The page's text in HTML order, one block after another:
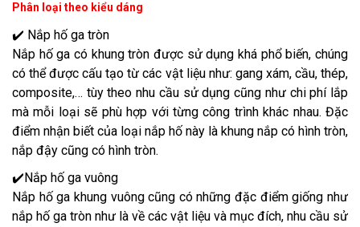
Phân loại theo kiểu dáng
✔️ Nắp hố ga tròn
Nắp hố ga có khung tròn được sử dụng khá phổ biến, chúng
có thể được cấu tạo từ các vật liệu như: gang xám, cầu, thép,
composite,… tùy theo nhu cầu sử dụng cũng như chi phí lắp
mà mỗi loại sẽ phù hợp với từng công trình khác nhau. Đặc
điểm nhận biết của loại nắp hố này là khung nắp có hình tròn,
nắp đậy cũng có hình tròn.
✔️Nắp hố ga vuông
Nắp hố ga khung vuông cũng có những đặc điểm giống như
nắp hố ga tròn như là về các vật liệu và mục đích, nhu cầu sử